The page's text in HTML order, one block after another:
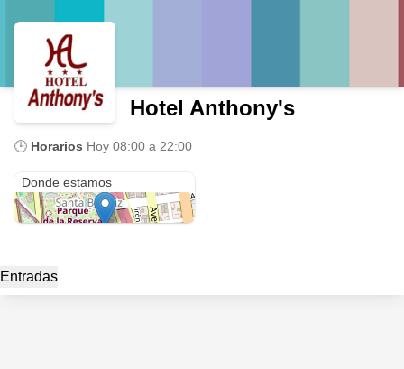
Hotel Anthony's
🕒 Horarios Hoy 08:00 a 22:00
Donde estamos
Entradas